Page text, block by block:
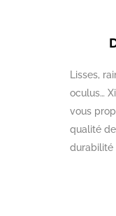
Lisses,
oculus…
vous
qualité
durabilité